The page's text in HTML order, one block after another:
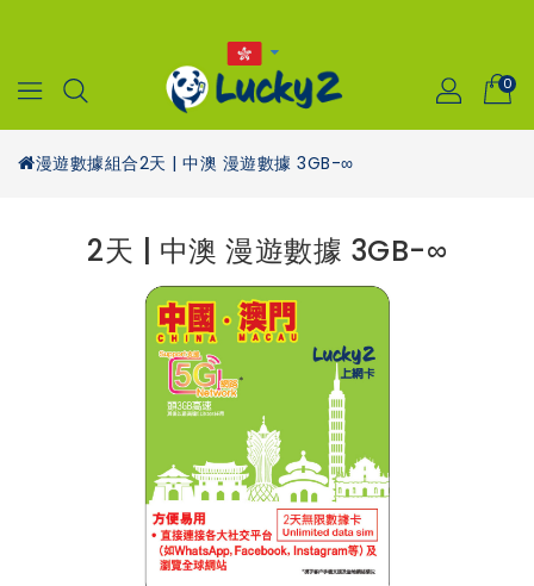
0
漫遊數據組合2天 | 中澳 漫遊數據 3GB-∞
2天 | 中澳 漫遊數據 3GB-∞